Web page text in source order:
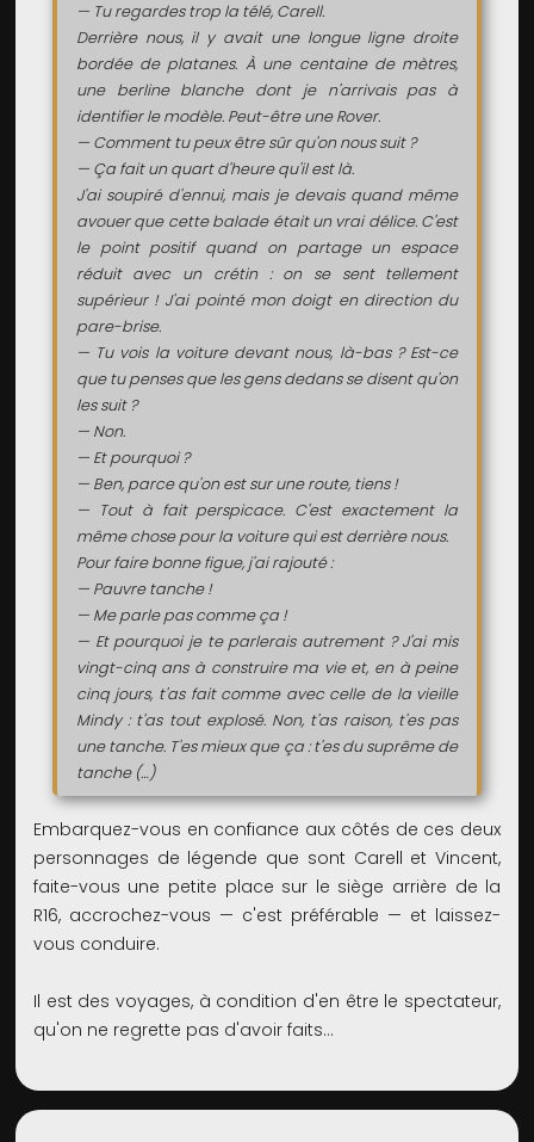
— Tu regardes trop la télé, Carell.
Derrière nous, il y avait une longue ligne droite
bordée de platanes. À une centaine de mètres,
une berline blanche dont je n'arrivais pas à
identifier le modèle. Peut-être une Rover.
— Comment tu peux être sûr qu'on nous suit ?
— Ça fait un quart d'heure qu'il est là.
J'ai soupiré d'ennui, mais je devais quand même
avouer que cette balade était un vrai délice. C'est
le point positif quand on partage un espace
réduit avec un crétin : on se sent tellement
supérieur ! J'ai pointé mon doigt en direction du
pare-brise.
— Tu vois la voiture devant nous, là-bas ? Est-ce
que tu penses que les gens dedans se disent qu'on
les suit ?
— Non.
— Et pourquoi ?
— Ben, parce qu'on est sur une route, tiens !
— Tout à fait perspicace. C'est exactement la
même chose pour la voiture qui est derrière nous.
Pour faire bonne figue, j'ai rajouté :
— Pauvre tanche !
— Me parle pas comme ça !
— Et pourquoi je te parlerais autrement ? J'ai mis
vingt-cinq ans à construire ma vie et, en à peine
cinq jours, t'as fait comme avec celle de la vieille
Mindy : t'as tout explosé. Non, t'as raison, t'es pas
une tanche. T'es mieux que ça : t'es du suprême de
tanche (…)
Embarquez-vous en confiance aux côtés de ces deux
personnages de légende que sont Carell et Vincent,
faite-vous une petite place sur le siège arrière de la
R16, accrochez-vous — c'est préférable — et laissez-
vous conduire.
Il est des voyages, à condition d'en être le spectateur,
qu'on ne regrette pas d'avoir faits…